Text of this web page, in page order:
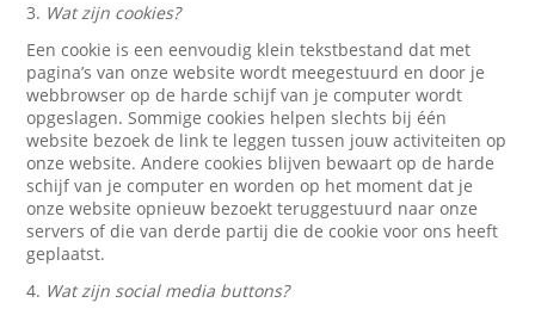
3. Wat zijn cookies?
Een cookie is een eenvoudig klein tekstbestand dat met
pagina’s van onze website wordt meegestuurd en door je
webbrowser op de harde schijf van je computer wordt
opgeslagen. Sommige cookies helpen slechts bij één
website bezoek de link te leggen tussen jouw activiteiten op
onze website. Andere cookies blijven bewaart op de harde
schijf van je computer en worden op het moment dat je
onze website opnieuw bezoekt teruggestuurd naar onze
servers of die van derde partij die de cookie voor ons heeft
geplaatst.
4. Wat zijn social media buttons?